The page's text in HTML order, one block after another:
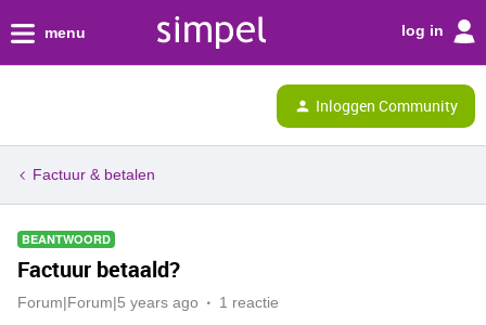
menu log in
Inloggen Community
Factuur & betalen
BEANTWOORD
Factuur betaald?
Forum|Forum|5 years ago 1 reactie